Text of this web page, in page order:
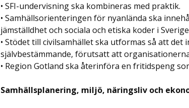
• SFI-undervisning ska kombineras med praktik.
• Samhällsorienteringen för nyanlända ska
jämställdhet och sociala och etiska koder i
• Stödet till civilsamhället ska utformas så att
självbestämmande, förutsatt att
• Region Gotland ska återinföra en fritidspeng
Samhällsplanering, miljö, näringsliv och